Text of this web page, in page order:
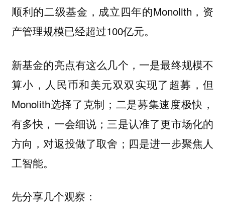
顺利的二级基金，成立四年的Monolith，资
产管理规模已经超过100亿元。
新基金的亮点有这么几个，一是最终规模不
算小，人民币和美元双双实现了超募，但
Monolith选择了克制；二是募集速度极快，
有多快，一会细说；三是认准了更市场化的
方向，对返投做了取舍；四是进一步聚焦人
工智能。
先分享几个观察：